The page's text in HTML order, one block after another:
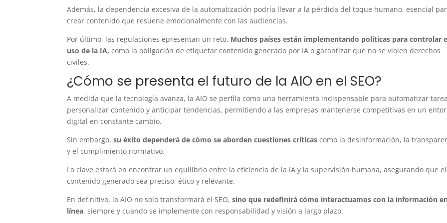
Además, la dependencia excesiva de la automatización podría llevar a la pérdida del toque humano, esencial
crear contenido que resuene emocionalmente con las audiencias.
Por último, las regulaciones epresentan un reto. Muchos países están implementando políticas para controlar
uso de la IA, como la obligación de etiquetar contenido generado por IA o garantizar que no se violen derechos
civiles.
¿Cómo se presenta el futuro de la AIO en el SEO?
A medida que la tecnología avanza, la AIO se perfila como una herramienta indispensable para automatizar
personalizar contenido y anticipar tendencias, permitiendo a las empresas mantenerse competitivas en un
digital en constante cambio.
Sin embargo,su éxito dependerá de cómo se aborden cuestiones críticas como la desinformación, la
y el cumplimiento normativo.
La clave estará en encontrar un equilibrio entre la eficiencia de la IA y la supervisión humana, asegurando que el
contenido generado sea preciso, ético y relevante.
En definitiva, la AIO no solo transformará el SEO,sino que redefinirá cómo interactuamos con la información
línea, siempre y cuando se implemente con responsabilidad y visión a largo plazo.